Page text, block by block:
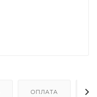
ОПЛАТА